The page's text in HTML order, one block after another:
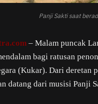
Panji Sakti saat
– Malam puncak
bagi ratusan
(Kukar). Dari deretan
datang dari musisi Panji